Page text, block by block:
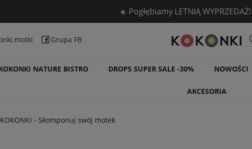
☀️ Pogłębiamy LETNIĄ
Grupa FB
NATURE BISTRO DROPS SUPER SALE -30% NOWOŚCI
AKCESORIA
KOKONKI - Skomponuj swój motek